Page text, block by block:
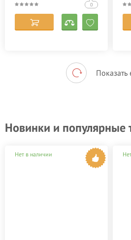
0
Новинки и популярные
Нет в наличии